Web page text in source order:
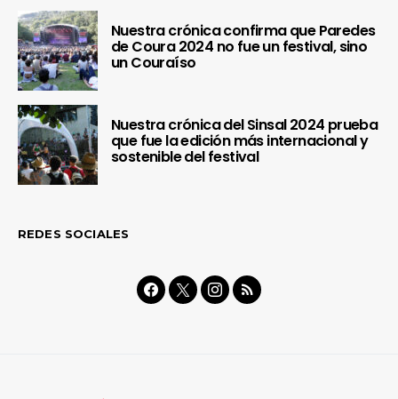
Nuestra crónica confirma que Paredes
de Coura 2024 no fue un festival, sino
un Couraíso
Nuestra crónica del Sinsal 2024 prueba
que fue la edición más internacional y
sostenible del festival
REDES SOCIALES